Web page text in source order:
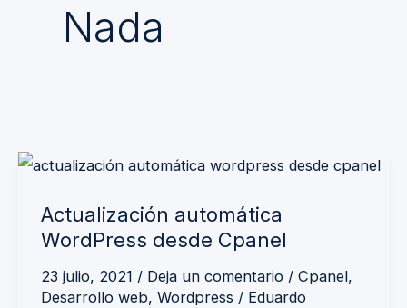
Nada
Actualización automática
WordPress desde Cpanel
23 julio, 2021 / Deja un comentario / Cpanel,
Desarrollo web, Wordpress / Eduardo
Actualización
WordPress
desde
Cpanel